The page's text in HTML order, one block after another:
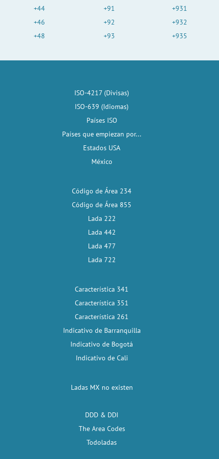
+44
+46
+48
+91
+92
+93
+931
+932
+935
ISO-4217 (Divisas)
ISO-639 (Idiomas)
Países ISO
Países que empiezan por...
Estados USA
México
Código de Área 234
Código de Área 855
Lada 222
Lada 442
Lada 477
Lada 722
Característica 341
Característica 351
Característica 261
Indicativo de Barranquilla
Indicativo de Bogotá
Indicativo de Cali
Ladas MX no existen
DDD & DDI
The Area Codes
Todoladas